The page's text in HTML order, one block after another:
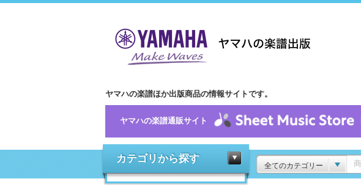
ヤマハの楽譜ほか出版商品の情報サイトです。
ヤマハの楽譜通販サイト
カテゴリから探す
全てのカテゴリー